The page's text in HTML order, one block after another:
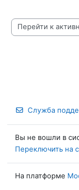
Перейти к
Служба
Вы не вошли в
Переключить на
На платформе